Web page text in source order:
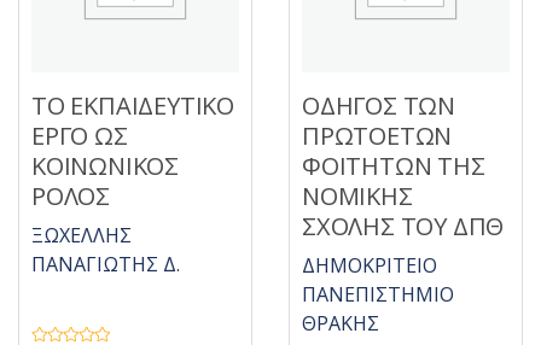
ΤΟ ΕΚΠΑΙΔΕΥΤΙΚΟ
ΕΡΓΟ ΩΣ
ΚΟΙΝΩΝΙΚΟΣ
ΡΟΛΟΣ
ΞΩΧΕΛΛΗΣ
ΠΑΝΑΓΙΩΤΗΣ Δ.
ΟΔΗΓΟΣ ΤΩΝ
ΠΡΩΤΟΕΤΩΝ
ΦΟΙΤΗΤΩΝ ΤΗΣ
ΝΟΜΙΚΗΣ
ΣΧΟΛΗΣ ΤΟΥ ΔΠΘ
ΔΗΜΟΚΡΙΤΕΙΟ
ΠΑΝΕΠΙΣΤΗΜΙΟ
ΘΡΑΚΗΣ